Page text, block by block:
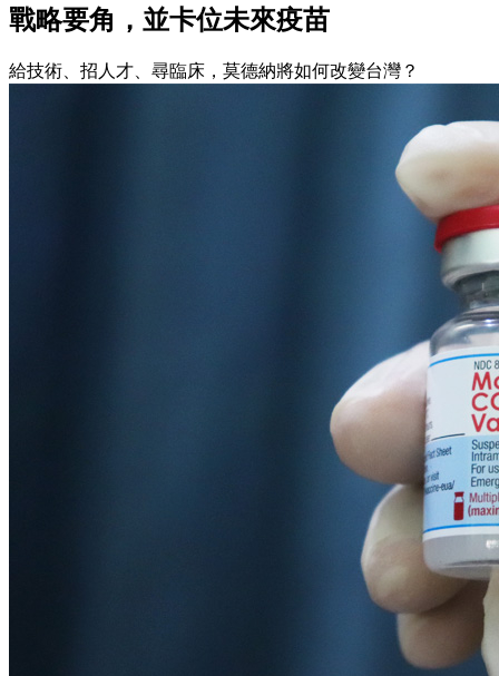
戰略要角，並卡位未來疫苗
給技術、招人才、尋臨床，莫德納將如何改變台灣？